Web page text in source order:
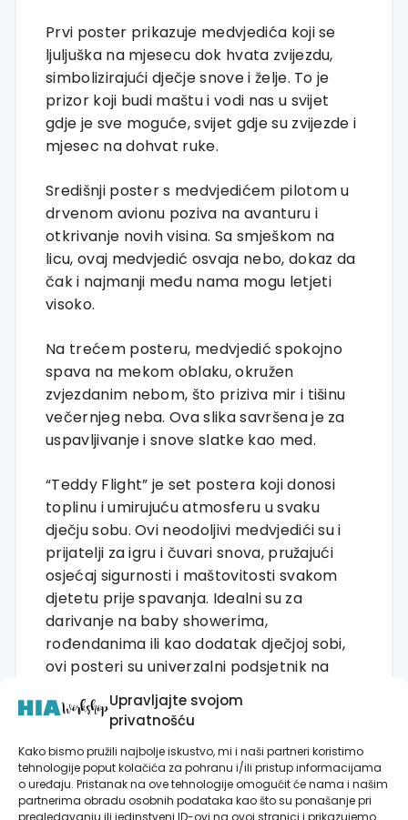
Upravljajte svojom
privatnošću
Kako bismo pružili najbolje iskustvo, mi i naši partneri koristimo
tehnologije poput kolačića za pohranu i/ili pristup informacijama
o uređaju. Pristanak na ove tehnologije omogućit će nama i našim
partnerima obradu osobnih podataka kao što su ponašanje pri
pregledavanju ili jedinstveni ID-ovi na ovoj stranici i prikazujemo
Prvi poster prikazuje medvjedića koji se
ljuljuška na mjesecu dok hvata zvijezdu,
simbolizirajući dječje snove i želje. To je
prizor koji budi maštu i vodi nas u svijet
gdje je sve moguće, svijet gdje su zvijezde i
mjesec na dohvat ruke.
Središnji poster s medvjedićem pilotom u
drvenom avionu poziva na avanturu i
otkrivanje novih visina. Sa smješkom na
licu, ovaj medvjedić osvaja nebo, dokaz da
čak i najmanji među nama mogu letjeti
visoko.
Na trećem posteru, medvjedić spokojno
spava na mekom oblaku, okružen
zvjezdanim nebom, što priziva mir i tišinu
večernjeg neba. Ova slika savršena je za
uspavljivanje i snove slatke kao med.
“Teddy Flight” je set postera koji donosi
toplinu i umirujuću atmosferu u svaku
dječju sobu. Ovi neodoljivi medvjedići su i
prijatelji za igru i čuvari snova, pružajući
osjećaj sigurnosti i maštovitosti svakom
djetetu prije spavanja. Idealni su za
darivanje na baby showerima,
rođendanima ili kao dodatak dječjoj sobi,
ovi posteri su univerzalni podsjetnik na
radost i čudo koje dječja mašta može
stvoriti.